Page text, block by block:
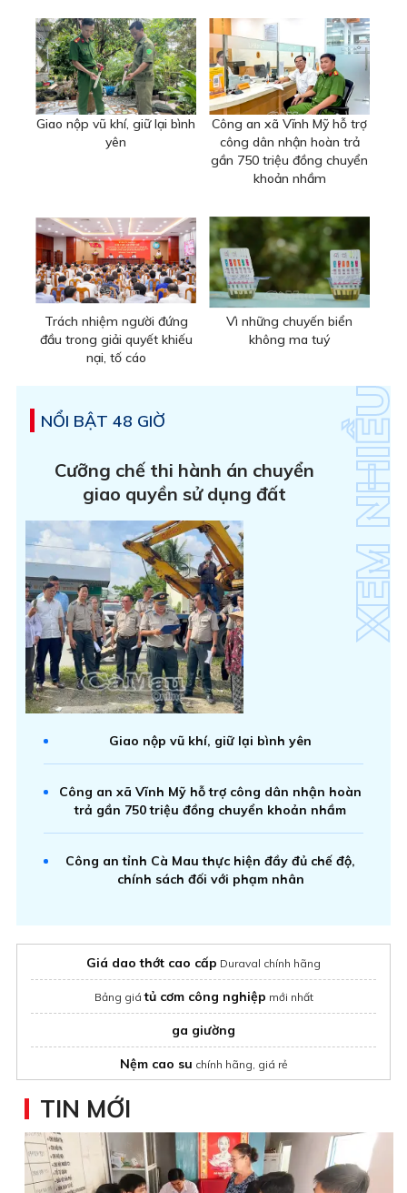
Giao nộp vũ khí, giữ lại bình
yên
Công an xã Vĩnh Mỹ hỗ trợ
công dân nhận hoàn trả
gần 750 triệu đồng chuyển
khoản nhầm
Trách nhiệm người đứng
đầu trong giải quyết khiếu
nại, tố cáo
Vì những chuyến biển
không ma tuý
NỔI BẬT 48 GIỜ
Cưỡng chế thi hành án chuyển
giao quyền sử dụng đất
Giao nộp vũ khí, giữ lại bình yên
Công an xã Vĩnh Mỹ hỗ trợ công dân nhận hoàn
trả gần 750 triệu đồng chuyển khoản nhầm
Công an tỉnh Cà Mau thực hiện đầy đủ chế độ,
chính sách đối với phạm nhân
Giá dao thớt cao cấp Duraval chính hãng
Bảng giátủ cơm công nghiệp mới nhất
ga giường
Nệm cao su chính hãng, giá rẻ
TIN MỚI